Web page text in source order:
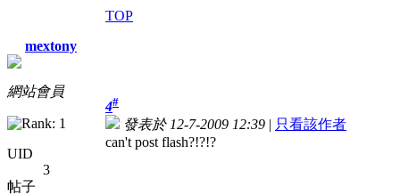
TOP
mextony
網站會員
UID
3
帖子
4#
發表於 12-7-2009 12:39 | 只看該作者
can't post flash?!?!?